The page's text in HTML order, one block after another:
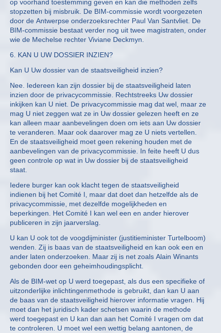
op voorhand toestemming geven en kan die methoden zelfs
stopzetten bij misbruik. De BIM-commissie wordt voorgezeten
door de Antwerpse onderzoeksrechter Paul Van Santvliet. De
BIM-commissie bestaat verder nog uit twee magistraten, onder
wie de Mechelse rechter Viviane Deckmyn.
6. KAN U UW DOSSIER INZIEN?
Kan U Uw dossier van de staatsveiligheid inzien?
Nee. Iedereen kan zijn dossier bij de staatsveiligheid laten
inzien door de privacycommissie. Rechtstreeks Uw dossier
inkijken kan U niet. De privacycommissie mag dat wel, maar ze
mag U niet zeggen wat ze in Uw dossier gelezen heeft en ze
kan alleen maar aanbevelingen doen om iets aan Uw dossier
te veranderen. Maar ook daarover mag ze U niets vertellen.
En de staatsveiligheid moet geen rekening houden met de
aanbevelingen van de privacycommissie. In feite heeft U dus
geen controle op wat in Uw dossier bij de staatsveiligheid
staat.
Iedere burger kan ook klacht tegen de staatsveiligheid
indienen bij het Comité I, maar dat doet dan hetzelfde als de
privacycommissie, met dezelfde mogelijkheden en
beperkingen. Het Comité I kan wel een en ander hierover
publiceren in zijn jaarverslag.
U kan U ook tot de voogdijminister (justitieminister Turtelboom)
wenden. Zij is baas van de staatsveiligheid en kan ook een en
ander laten onderzoeken. Maar zij is net zoals Alain Winants
gebonden door een geheimhoudingsplicht.
Als de BIM-wet op U werd toegepast, als dus een specifieke of
uitzonderlijke inlichtingenmethode is gebruikt, dan kan U aan
de baas van de staatsveiligheid hierover informatie vragen. Hij
moet dan het juridisch kader schetsen waarin de methode
werd toegepast en U kan dan aan het Comité I vragen om dat
te controleren. U moet wel een wettig belang aantonen, de